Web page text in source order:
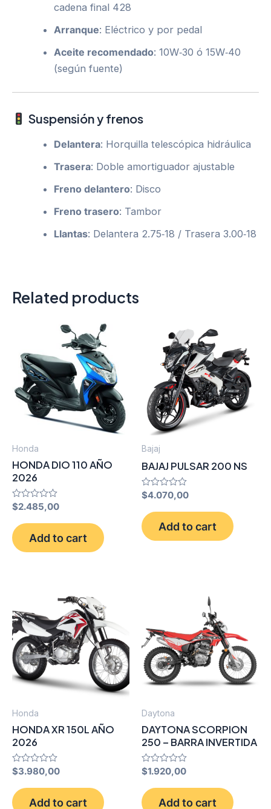
cadena final 428
Arranque: Eléctrico y por pedal
Aceite recomendado: 10W‑30 ó 15W‑40
(según fuente)
Suspensión y frenos
Delantera: Horquilla telescópica hidráulica
Trasera: Doble amortiguador ajustable
Freno delantero: Disco
Freno trasero: Tambor
Llantas: Delantera 2.75‑18 / Trasera 3.00‑18
Related products
Honda
HONDA DIO 110 AÑO
2026
Rated
out
of
5
$2.485,00
Add to cart
Bajaj
BAJAJ PULSAR 200 NS
Rated
out
of
5
$4.070,00
Add to cart
Honda
HONDA XR 150L AÑO
2026
Rated
out
of
5
$3.980,00
Add to cart
Daytona
DAYTONA SCORPION
250 – BARRA INVERTIDA
Rated
out
of
5
$1.920,00
Add to cart